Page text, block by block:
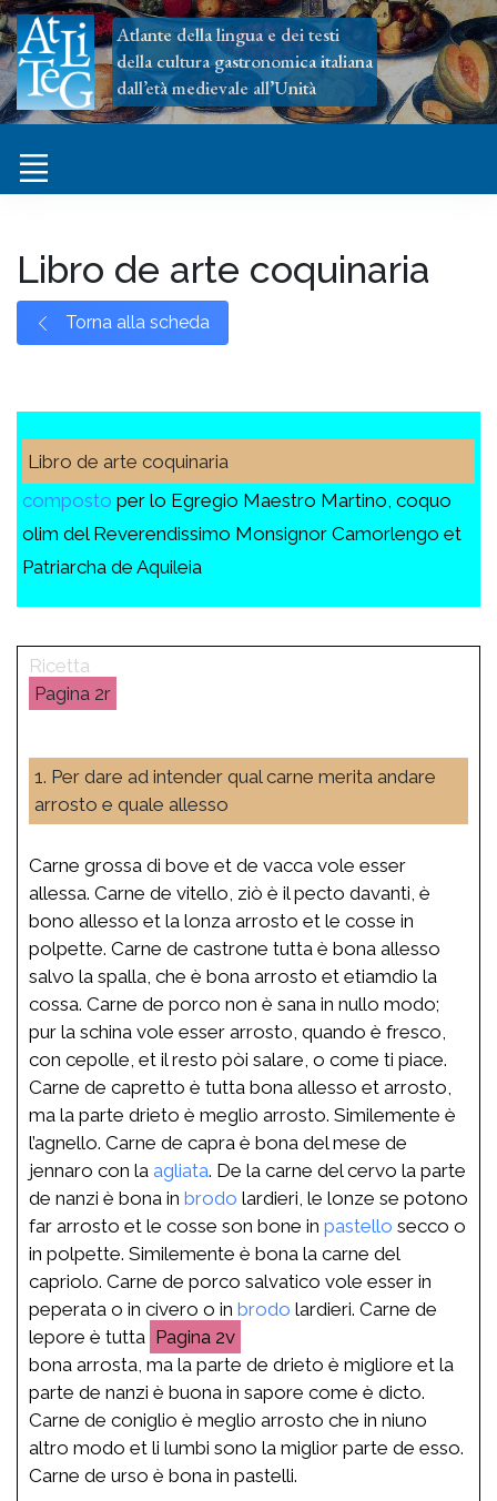
Atlante della lingua e dei testi
della cultura gastronomica italiana
dall’età medievale all’Unità
Libro de arte coquinaria
Torna alla scheda
Libro de arte coquinaria
composto per lo Egregio Maestro Martino, coquo
olim del Reverendissimo Monsignor Camorlengo et
Patriarcha de Aquileia
2r
1. Per dare ad intender qual carne merita andare
arrosto e quale allesso
Carne grossa di bove et de vacca vole esser
allessa. Carne de vitello, ziò è il pecto davanti, è
bono allesso et la lonza arrosto et le cosse in
polpette. Carne de castrone tutta è bona allesso
salvo la spalla, che è bona arrosto et etiamdio la
cossa. Carne de porco non è sana in nullo modo;
pur la schina vole esser arrosto, quando è fresco,
con cepolle, et il resto pòi salare, o come ti piace.
Carne de capretto è tutta bona allesso et arrosto,
ma la parte drieto è meglio arrosto. Similemente è
l’agnello. Carne de capra è bona del mese de
jennaro con la agliata. De la carne del cervo la parte
de nanzi è bona in brodo lardieri, le lonze se potono
far arrosto et le cosse son bone in pastello secco o
in polpette. Similemente è bona la carne del
capriolo. Carne de porco salvatico vole esser in
peperata o in civero o in brodo lardieri. Carne de
lepore è tutta
2v
bona arrosta, ma la parte de drieto è migliore et la
parte de nanzi è buona in sapore come è dicto.
Carne de coniglio è meglio arrosto che in niuno
altro modo et li lumbi sono la miglior parte de esso.
Carne de urso è bona in pastelli.